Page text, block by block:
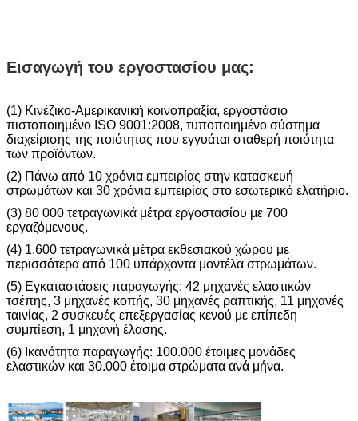
Εισαγωγή του εργοστασίου μας:
(1) Κινέζικο-Αμερικανική κοινοπραξία, εργοστάσιο
πιστοποιημένο ISO 9001:2008, τυποποιημένο σύστημα
διαχείρισης της ποιότητας που εγγυάται σταθερή ποιότητα
των προϊόντων.
(2) Πάνω από 10 χρόνια εμπειρίας στην κατασκευή
στρωμάτων και 30 χρόνια εμπειρίας στο εσωτερικό ελατήριο.
(3) 80 000 τετραγωνικά μέτρα εργοστασίου με 700
εργαζόμενους.
(4) 1.600 τετραγωνικά μέτρα εκθεσιακού χώρου με
περισσότερα από 100 υπάρχοντα μοντέλα στρωμάτων.
(5) Εγκαταστάσεις παραγωγής: 42 μηχανές ελαστικών
τσέπης, 3 μηχανές κοπής, 30 μηχανές ραπτικής, 11 μηχανές
ταινίας, 2 συσκευές επεξεργασίας κενού με επίπεδη
συμπίεση, 1 μηχανή έλασης.
(6) Ικανότητα παραγωγής: 100.000 έτοιμες μονάδες
ελαστικών και 30.000 έτοιμα στρώματα ανά μήνα.